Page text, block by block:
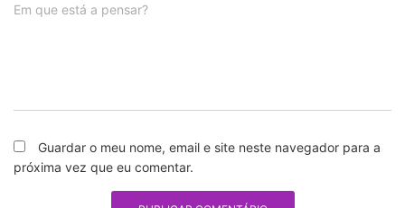
Em que está a pensar?
Guardar o meu nome, email e site neste navegador para a
próxima vez que eu comentar.